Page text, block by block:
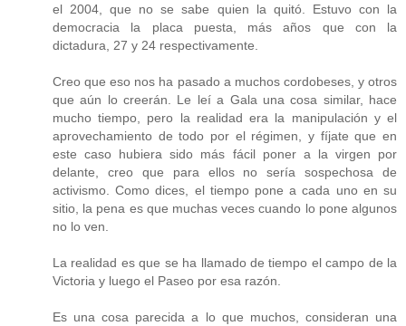
el 2004, que no se sabe quien la quitó. Estuvo con la
democracia la placa puesta, más años que con la
dictadura, 27 y 24 respectivamente.
Creo que eso nos ha pasado a muchos cordobeses, y otros
que aún lo creerán. Le leí a Gala una cosa similar, hace
mucho tiempo, pero la realidad era la manipulación y el
aprovechamiento de todo por el régimen, y fíjate que en
este caso hubiera sido más fácil poner a la virgen por
delante, creo que para ellos no sería sospechosa de
activismo. Como dices, el tiempo pone a cada uno en su
sitio, la pena es que muchas veces cuando lo pone algunos
no lo ven.
La realidad es que se ha llamado de tiempo el campo de la
Victoria y luego el Paseo por esa razón.
Es una cosa parecida a lo que muchos, consideran una